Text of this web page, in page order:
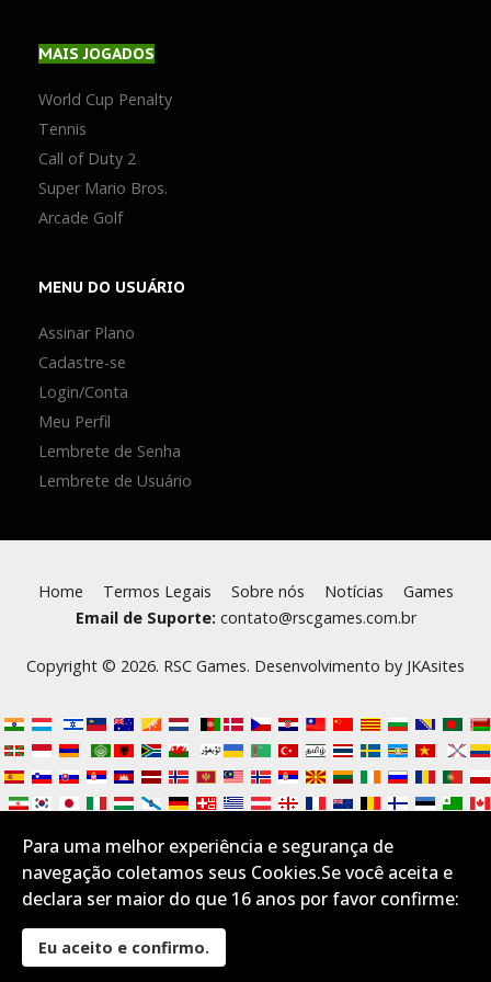
MAISJOGADOS
World Cup Penalty
Tennis
Call of Duty 2
Super Mario Bros.
Arcade Golf
MENU DO USUÁRIO
Assinar Plano
Cadastre-se
Login/Conta
Meu Perfil
Lembrete de Senha
Lembrete de Usuário
Home Termos Legais Sobre nós Notícias
Games
Email de Suporte: contato@rscgames.com.br
Copyright © 2026. RSC Games. Desenvolvimento by JKAsites
Desktop Layout
Para uma melhor experiência e segurança de
navegação coletamos seus Cookies.Se você aceita e
declara ser maior do que 16 anos por favor confirme:
Eu aceito e confirmo.